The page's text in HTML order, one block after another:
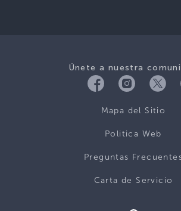
Únete a nuestra
Mapa del Sitio
Politica Web
Preguntas
Carta de Servicio